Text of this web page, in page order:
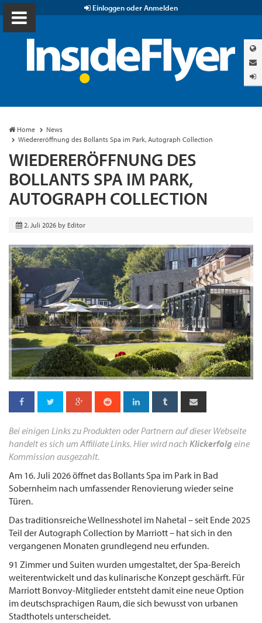
Einloggen oder Anmelden
Home
News
Wiedereröffnung des Bollants Spa im Park, Autograph Collection
WIEDERERÖFFNUNG DES
BOLLANTS SPA IM PARK,
AUTOGRAPH COLLECTION
2. Juli 2026 by Editor
Bei einigen Links zu Produkten oder Partnern auf dieser Webseite
handelt es sich um Affiliate Links. Hier wird nach Klickerfolg eine
Kommission ausgezahlt.
Am 16. Juli 2026 öffnet das Bollants Spa im Park in Bad
Sobernheim nach umfassender Renovierung wieder seine
Türen.
Das traditionsreiche Wellnesshotel im Nahetal – seit Ende 2025
Teil der Autograph Collection by Marriott – hat sich in den
vergangenen Monaten grundlegend neu erfunden.
91 Zimmer und Suiten wurden umgestaltet, der Spa-Bereich
weiterentwickelt und das kulinarische Konzept geschärft. Für
Marriott Bonvoy-Mitglieder entsteht damit eine neue Option
im deutschsprachigen Raum, die sich bewusst von urbanen
Stadthotels unterscheidet.